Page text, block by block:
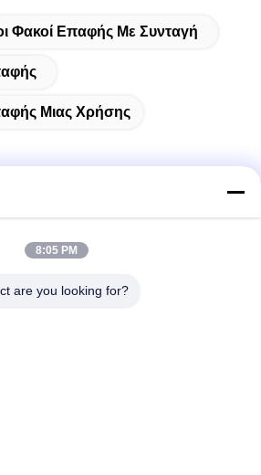
Φακοί Επαφής Με Συνταγή
Μιας Χρήσης
5, Gaosheng Times Square, αριθ. 789
8:05 PM
are you looking for?